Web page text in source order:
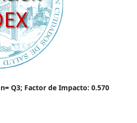
Q3; Factor de Impacto: 0.570